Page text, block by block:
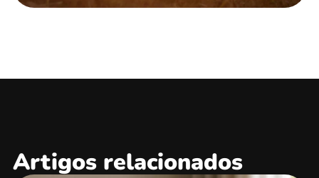
Artigos relacionados